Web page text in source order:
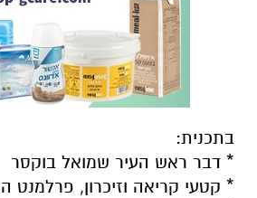
בתכנית:
* דבר ראש העיר שמואל בוקסר
* קטעי קריאה וזיכרון, פרלמנט